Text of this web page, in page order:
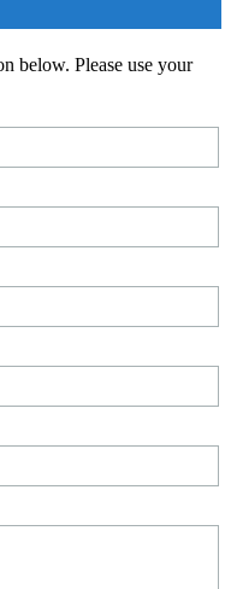
below. Please use your